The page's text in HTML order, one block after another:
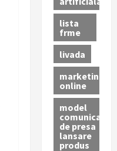
lista
frme
livada
marketing
online
model
comunicat
de presa
lansare
produs